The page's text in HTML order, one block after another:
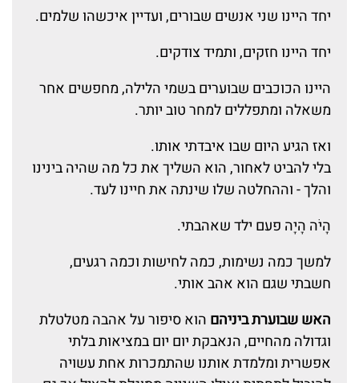
יחד היינו שני אנשים שבורים, ועדיין איכשהו שלמים.
יחד היינו חזקים, ותמיד צודקים.
היינו הכוכבים שבוערים בשמי הלילה, מחפשים אחר
משאלה ומתפללים למחר טוב יותר.
ואז הגיע היום שבו איבדתי אותו.
בלי להביט לאחור, הוא השליך את כל מה שהיה בינינו
והלך - וההחלטה שלו שינתה את חיינו לעד.
הָיֹה הָיָה פעם ילד שאהבתי.
למשך כמה נשימות, כמה לחישות וכמה רגעים,
חשבתי שגם הוא אהב אותי.
האש שבוערת ביניהם הוא סיפור על אהבה מטלטלת
וגדולה מהחיים, הנאבקת יום יום במציאות בלתי
אפשרית ומלמדת אותנו שהתמכרות אחת עשויה